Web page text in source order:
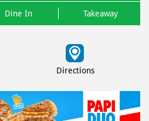
Dine In Takeaway
Directions